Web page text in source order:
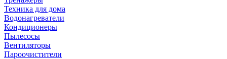
Техника для дома
Водонагреватели
Кондиционеры
Пылесосы
Вентиляторы
Пароочистители